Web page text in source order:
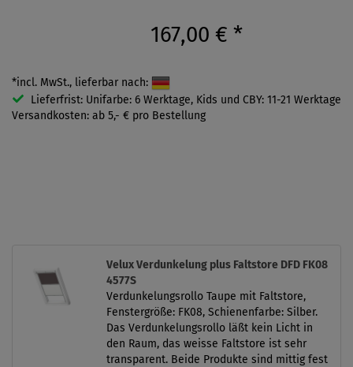
167,00 € *
*incl. MwSt., lieferbar nach:
Lieferfrist: Unifarbe: 6 Werktage, Kids und CBY: 11-21 Werktage
Versandkosten: ab 5,- € pro Bestellung
Velux Verdunkelung plus Faltstore DFD FK08
4577S
Verdunkelungsrollo Taupe mit Faltstore,
Fenstergröße: FK08, Schienenfarbe: Silber.
Das Verdunkelungsrollo läßt kein Licht in
den Raum, das weisse Faltstore ist sehr
transparent. Beide Produkte sind mittig fest